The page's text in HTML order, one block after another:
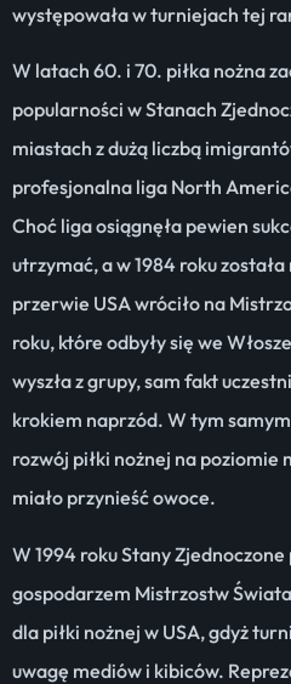
występowała w turniejach tej
W latach 60. i 70. piłka nożna
popularności w Stanach
miastach z dużą liczbą
profesjonalna liga North
Choć liga osiągnęła pewien
utrzymać, a w 1984 roku
przerwie USA wróciło na
roku, które odbyły się we
wyszła z grupy, sam fakt
krokiem naprzód. W tym
rozwój piłki nożnej na poziomie
miało przynieść owoce.
W 1994 roku Stany Zjednoczone
gospodarzem Mistrzostw
dla piłki nożnej w USA, gdyż
uwagę mediów i kibiców.